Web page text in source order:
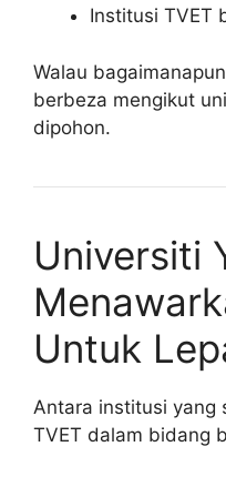
Institusi TVET
Walau
berbeza mengikut
dipohon.
Universiti
Untuk
Antara institusi yang
TVET dalam bidang